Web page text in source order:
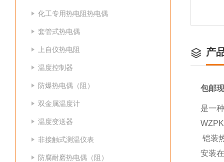
化工专用热电阻热电偶
套管式热电偶
上自仪热电阻
温度控制器
防爆热电偶（阻）
双金属温度计
温度变送器
非接触式测温仪表
防腐耐磨热电偶（阻）
产
包邮
是一
铠装
安装